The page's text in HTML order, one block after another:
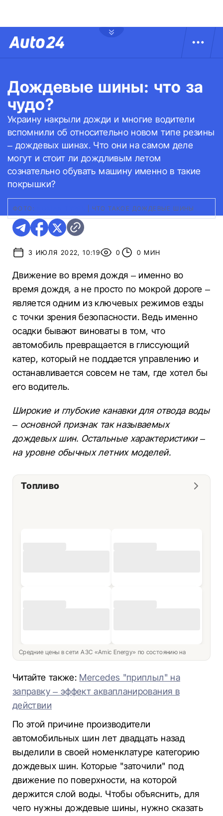
Дождевые шины: что за
чудо?
Украину накрыли дожди и многие водители
вспомнили об относительно новом типе резины
– дождевых шинах. Что они на самом деле
могут и стоит ли дождливым летом
сознательно обувать машину именно в такие
покрышки?
ФОТО: ЧТО ТАКОЕ ДОЖДЕВЫЕ ШИНЫ
3 ИЮЛЯ 2022, 10:19 0 0 МИН
Движение во время дождя – именно во
время дождя, а не просто по мокрой дороге –
является одним из ключевых режимов езды
с точки зрения безопасности. Ведь именно
осадки бывают виноваты в том, что
автомобиль превращается в глиссующий
катер, который не поддается управлению и
останавливается совсем не там, где хотел бы
его водитель.
Широкие и глубокие канавки для отвода воды
– основной признак так называемых
дождевых шин. Остальные характеристики –
на уровне обычных летних моделей.
Топливо
Средние цены в сети АЗС «Amic Energy» по состоянию на
Читайте также: Mercedes "приплыл" на
заправку – эффект аквапланирования в
действии
По этой причине производители
автомобильных шин лет двадцать назад
выделили в своей номенклатуре категорию
дождевых шин. Которые "заточили" под
движение по поверхности, на которой
держится слой воды. Чтобы объяснить, для
чего нужны дождевые шины, нужно сказать